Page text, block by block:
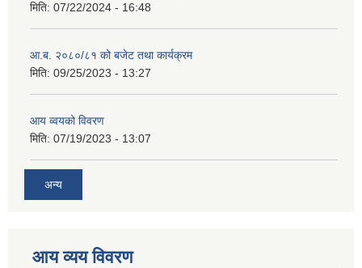
मिति: 07/22/2024 - 16:48
आ.ब. २०८०/८१ को बजेट तथा कार्यक्रम
मिति: 09/25/2023 - 13:27
आय व्वयको विवरण
मिति: 07/19/2023 - 13:07
अन्य
आय व्यय विवरण